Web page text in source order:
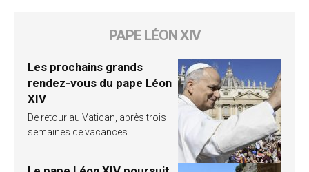
PAPE LÉON XIV
Les prochains grands
rendez-vous du pape Léon
XIV
De retour au Vatican, après trois
semaines de vacances